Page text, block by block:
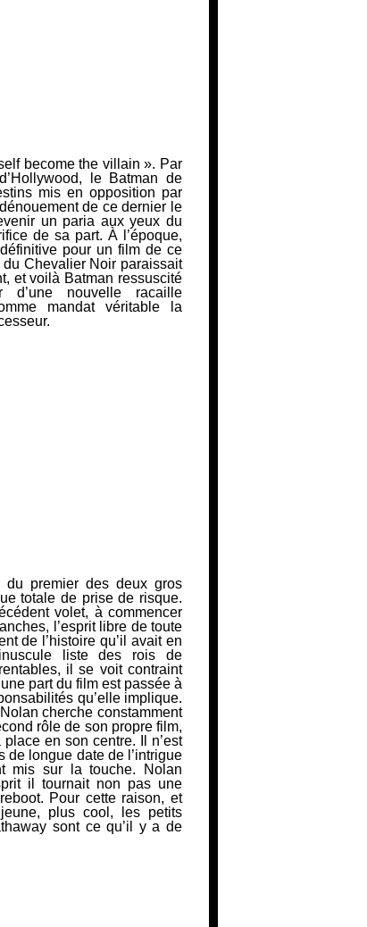
become the villain ». Par
le Batman de
mis en opposition par
de ce dernier le
un paria aux yeux du
de sa part. À l’époque,
pour un film de ce
du Chevalier Noir paraissait
et voilà Batman ressuscité
d’une nouvelle racaille
mandat véritable la
du premier des deux gros
totale de prise de risque.
volet, à commencer
l’esprit libre de toute
de l’histoire qu’il avait en
liste des rois de
il se voit contraint
part du film est passée à
qu’elle implique.
cherche constamment
rôle de son propre film,
en son centre. Il n’est
de longue date de l’intrigue
mis sur la touche. Nolan
il tournait non pas une
reboot. Pour cette raison, et
plus cool, les petits
sont ce qu’il y a de